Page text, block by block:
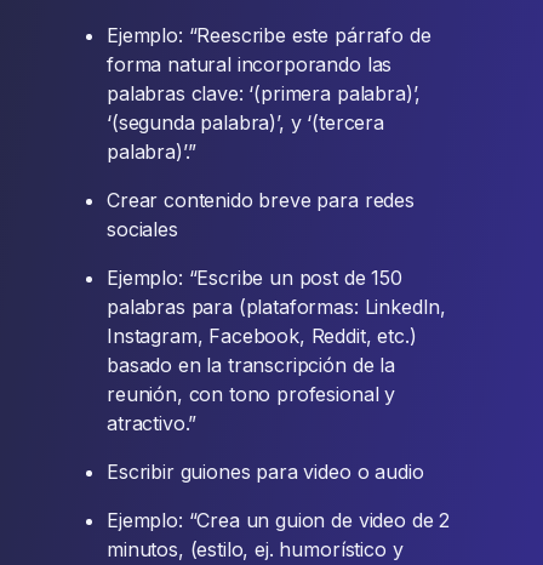
Ejemplo: “Reescribe este párrafo de
forma natural incorporando las
palabras clave: ‘(primera palabra)’,
‘(segunda palabra)’, y ‘(tercera
palabra)’.”
Crear contenido breve para redes
sociales
Ejemplo: “Escribe un post de 150
palabras para (plataformas: LinkedIn,
Instagram, Facebook, Reddit, etc.)
basado en la transcripción de la
reunión, con tono profesional y
atractivo.”
Escribir guiones para video o audio
Ejemplo: “Crea un guion de video de 2
minutos, (estilo, ej. humorístico y